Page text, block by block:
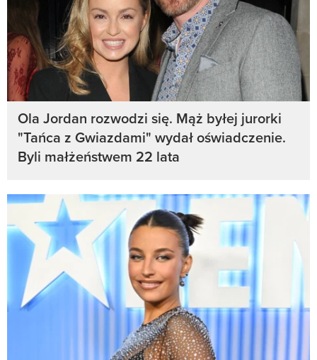
Ola Jordan rozwodzi się. Mąż byłej jurorki
"Tańca z Gwiazdami" wydał oświadczenie.
Byli małżeństwem 22 lata